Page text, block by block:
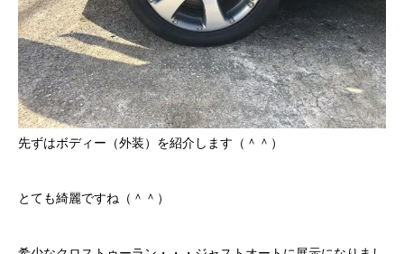
先ずはボディー（外装）を紹介します（＾＾）
とても綺麗ですね（＾＾）